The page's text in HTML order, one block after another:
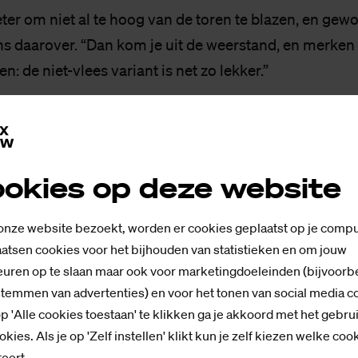
op deze website
website bezoekt, worden er cookies geplaatst op je
cookies voor het bijhouden van statistieken en om jouw
op te slaan maar ook voor marketingdoeleinden
van advertenties) en voor het tonen van social media
'Alle cookies toestaan' te klikken ga je akkoord met het
Als je op 'Zelf instellen' klikt kun je zelf kiezen welke
om niet al te hoog van de toren te blazen, en
daarover. “Dan kom je uit de weerstand, en
de niet-vlees variant is net zo lekker.”
het nieuwe beleid ligt bij de dienst Marketing en
corporate events. Directeur Karin Jansen ziet
van vlees. “Dat gaan we gewoon doen”,
manier om aan bewustwording te doen.”
wordt niet door Marketing en Communicatie
en Student Support. Directeur Janco Bonnink laat
de doelstelling al wordt gevolgd. “Het aanbod zal
We hopen dat we de deelnemers, zover dat nodig is,